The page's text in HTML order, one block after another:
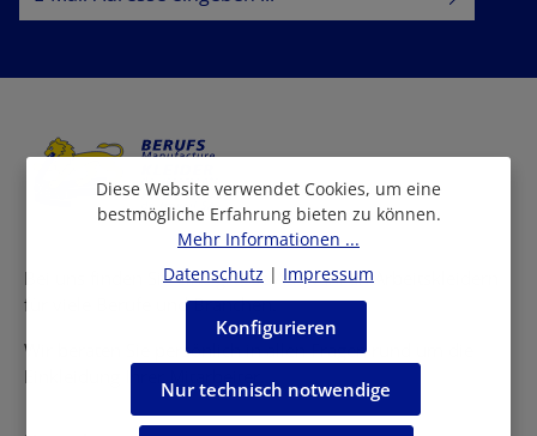
Ich habe dieDatenschutzbestimmungenzur Kenntnis
Bei uns finden Sie eine grosse Auswahl an Arbeitskleidern
für viele Berufe und Branchen.
Wir beraten Sie persönlich in allen Fragen rund um die
Einkleidung Ihrer Mitarbeiter.
Diese Website verwendet Cookies, um eine
bestmögliche Erfahrung bieten zu können.
Mehr Informationen ...
Datenschutz | Impressum
Nur technisch notwendige
Konfigurieren